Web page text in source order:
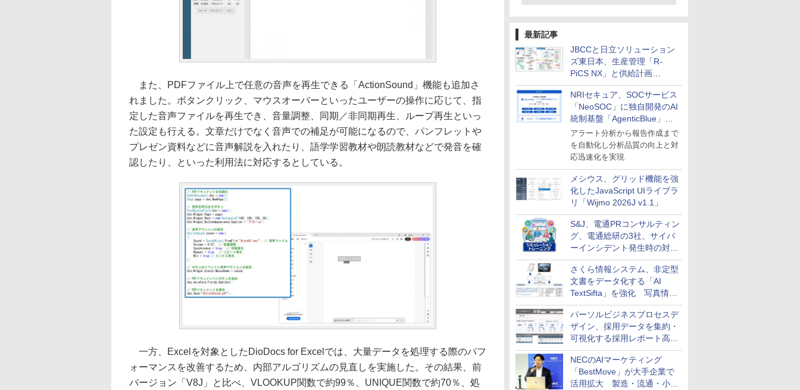
最新記事
JBCCと日立ソリューション
ズ東日本、生産管理「R-
PiCS NX」と供給計画
「scSQUARE ISP」の連携サ
ービスを提供開始
NRIセキュア、SOCサービス
「NeoSOC」に独自開発のAI
統制基盤「AgenticBlue」を
導入
アラート分析から報告作成まで
を自動化し分析品質の向上と対
応迅速化を実現
メシウス、グリッド機能を強
化したJavaScript UIライブラ
リ「Wijmo 2026J v1.1」
S&J、電通PRコンサルティン
グ、電通総研の3社、サイバ
ーインシデント発生時の対応
と危機管理広報を一体的に訓
練するプログラムを提供
さくら情報システム、非定型
文書をデータ化する「AI
TextSifta」を強化 写真情報
のデータ化などに対応
パーソルビジネスプロセスデ
ザイン、採用データを集約・
可視化する採用レポート高速
化サービスを提供
NECのAIマーケティング
「BestMove」が大手企業で
活用拡大 製造・流通・小売
また、PDFファイル上で任意の音声を再生できる「ActionSound」機能も追加さ
れました。ボタンクリック、マウスオーバーといったユーザーの操作に応じて、指
定した音声ファイルを再生でき、音量調整、同期／非同期再生、ループ再生といっ
た設定も行える。文章だけでなく音声での補足が可能になるので、パンフレットや
プレゼン資料などに音声解説を入れたり、語学学習教材や朗読教材などで発音を確
認したり、といった利用法に対応するとしている。
一方、Excelを対象としたDioDocs for Excelでは、大量データを処理する際のパフ
ォーマンスを改善するため、内部アルゴリズムの見直しを実施した。その結果、前
バージョン「V8J」と比べ、VLOOKUP関数で約99％、UNIQUE関数で約70％、処